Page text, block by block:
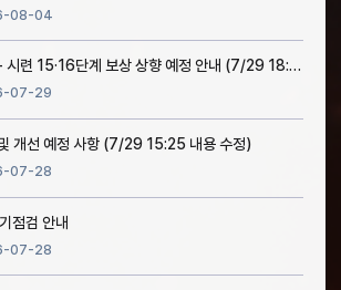
08-04
[안내] 혼돈의 균열 - 시련 15·16단계 보상 상향 예정 안내 (7/29 18:30 소급 적용 안내 추가)
07-29
개선 예정 사항 (7/29 15:25 내용 수정)
07-28
점검 안내
07-28